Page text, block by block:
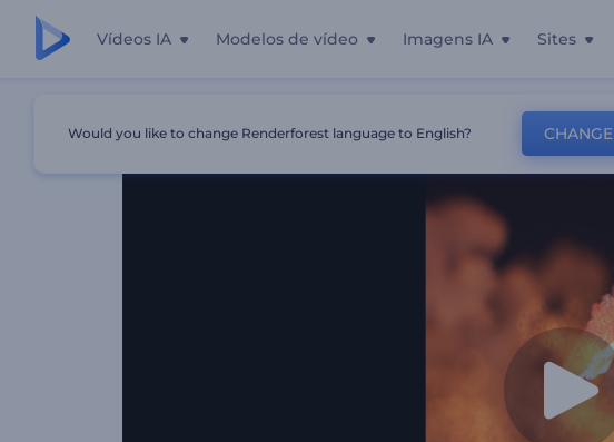
Vídeos IA Modelos de vídeo Imagens IA Sites
Would you like to change Renderforest language to English? CHANGE